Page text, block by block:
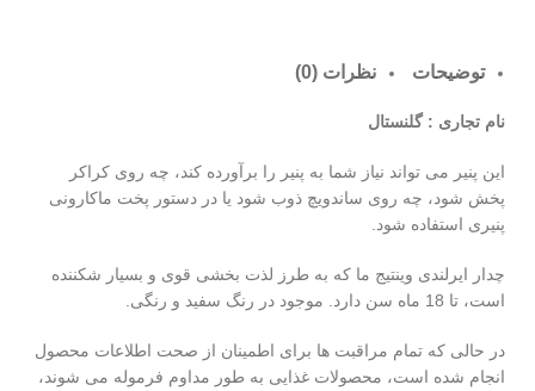
توضیحات نظرات (0)
نام تجاری : گلنستال
این پنیر می تواند نیاز شما به پنیر را برآورده کند، چه روی کراکر
پخش شود، چه روی ساندویچ ذوب شود یا در دستور پخت ماکارونی
پنیری استفاده شود.
چدار ایرلندی وینتیج ما که به طرز لذت بخشی قوی و بسیار شکننده
است، تا 18 ماه سن دارد. موجود در رنگ سفید و رنگی.
در حالی که تمام مراقبت ها برای اطمینان از صحت اطلاعات محصول
انجام شده است، محصولات غذایی به طور مداوم فرموله می شوند،